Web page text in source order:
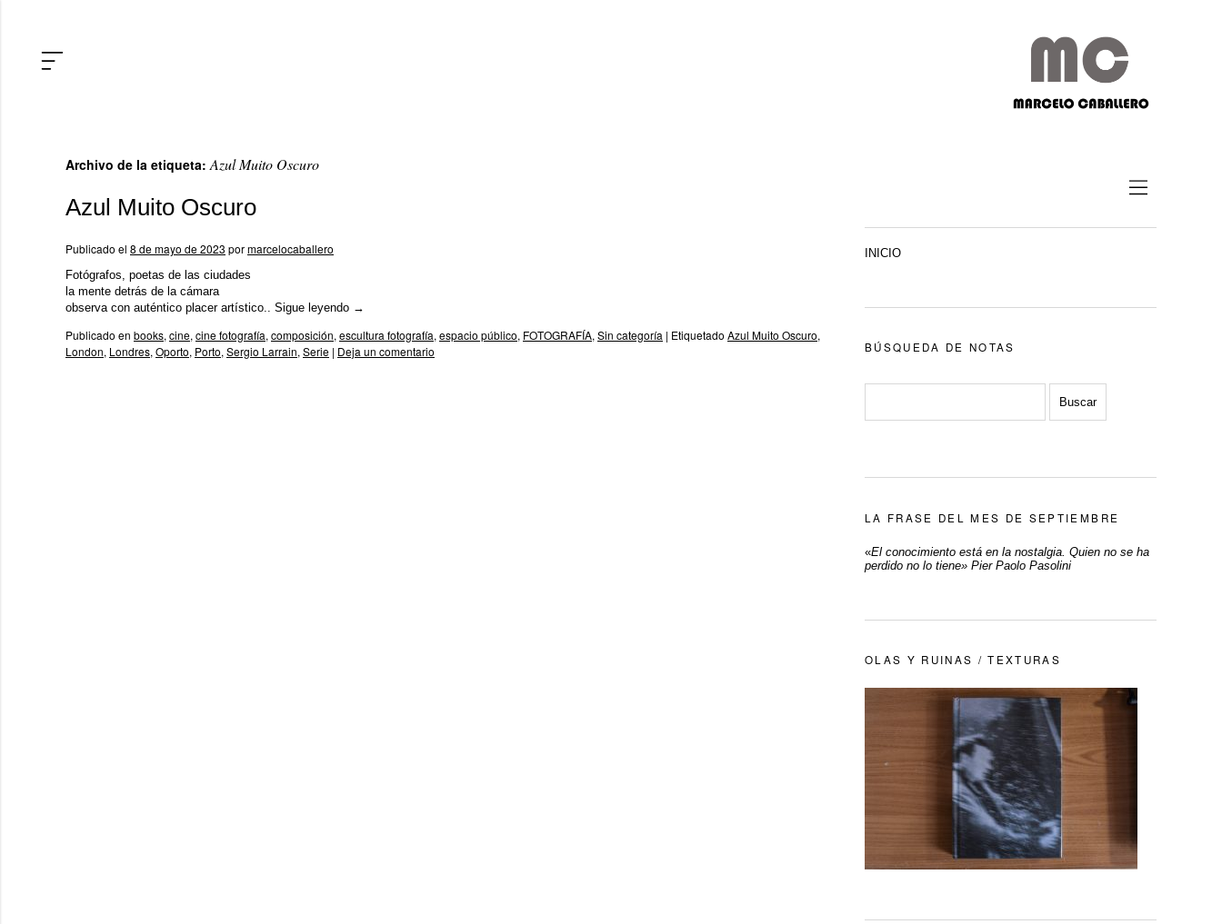
Archivo de la etiqueta:Azul Muito Oscuro
Azul Muito Oscuro
Publicado el 8 de mayo de 2023 pormarcelocaballero
Fotógrafos, poetas de las ciudades
la mente detrás de la cámara
observa con auténtico placer artístico.. Sigue leyendo →
Publicado en books, cine, cine fotografía, composición, escultura fotografía, espacio público, FOTOGRAFÍA, Sin categoría | Etiquetado Azul Muito Oscuro,
London, Londres, Oporto, Porto, Sergio Larrain, Serie | Deja un comentario
INICIO
BÚSQUEDA DE NOTAS
LA FRASE DEL MES DE SEPTIEMBRE
«El conocimiento está en la nostalgia. Quien no se ha
perdido no lo tiene» Pier Paolo Pasolini
OLAS Y RUINAS / TEXTURAS